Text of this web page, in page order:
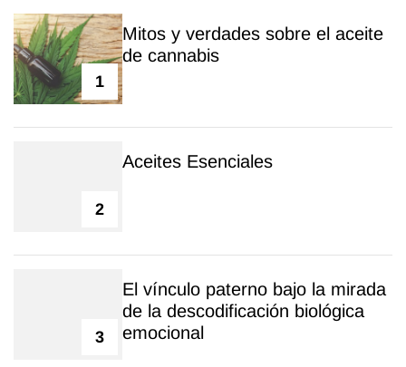
1
Mitos y verdades sobre el aceite
de cannabis
2
Aceites Esenciales
3
El vínculo paterno bajo la mirada
de la descodificación biológica
emocional